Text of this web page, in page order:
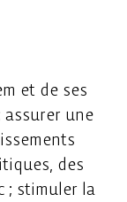
et de ses
assurer une
des
; stimuler la